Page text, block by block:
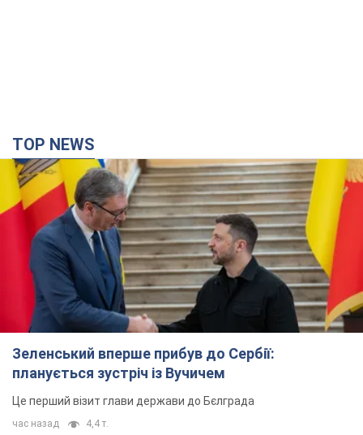
TOP NEWS
Зеленський вперше прибув до Сербії:
планується зустріч із Вучичем
Це перший візит глави держави до Бєлграда
час назад 4,4 т.